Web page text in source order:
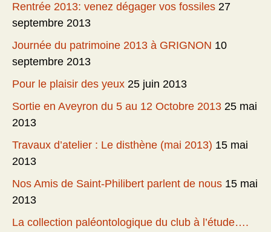
Rentrée 2013: venez dégager vos fossiles 27
septembre 2013
Journée du patrimoine 2013 à GRIGNON 10
septembre 2013
Pour le plaisir des yeux 25 juin 2013
Sortie en Aveyron du 5 au 12 Octobre 2013 25 mai
2013
Travaux d’atelier : Le disthène (mai 2013) 15 mai
2013
Nos Amis de Saint-Philibert parlent de nous 15 mai
2013
La collection paléontologique du club à l’étude….